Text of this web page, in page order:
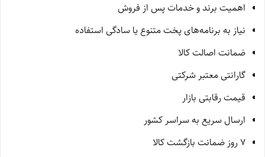
اهمیت برند و خدمات پس از فروش
نیاز به برنامه‌های پخت متنوع یا سادگی استفاده
ضمانت اصالت کالا
گارانتی معتبر شرکتی
قیمت رقابتی بازار
ارسال سریع به سراسر کشور
7 روز ضمانت بازگشت کالا